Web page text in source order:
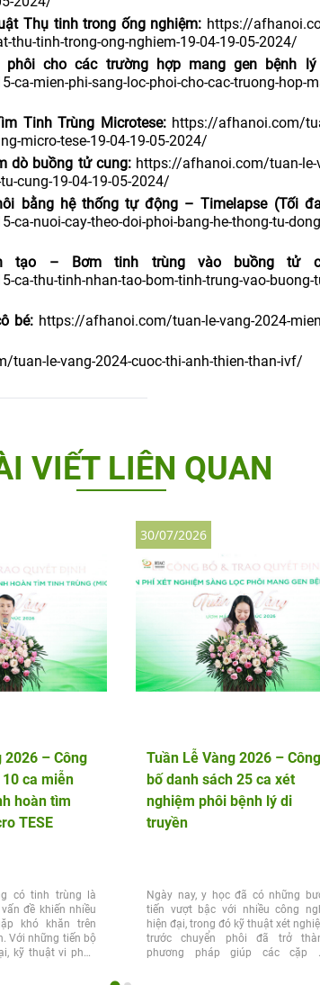
Thụ tinh trong ống nghiệm: https://
thu-tinh-trong-ong-nghiem-19-04-19-05-2024/
cho các trường hợp mang gen bệnh lý
mien-phi-sang-loc-phoi-cho-cac-truong-hop-
Tinh Trùng Microtese: https://afhanoi.com/
micro-tese-19-04-19-05-2024/
dò buồng tử cung: https://afhanoi.com/tuan-le-
cung-19-04-19-05-2024/
bằng hệ thống tự động – Timelapse (Tối
nuoi-cay-theo-doi-phoi-bang-he-thong-tu-
tạo – Bơm tinh trùng vào buồng tử
thu-tinh-nhan-tao-bom-tinh-trung-vao-buong-
bé: https://afhanoi.com/tuan-le-vang-2024-
tuan-le-vang-2024-cuoc-thi-anh-thien-than-ivf/
VIẾT LIÊN QUAN
2026 – Công
10 ca miễn
hoàn tìm
TESE
có tinh trùng là
đề khiến nhiều
khó khăn trên
Với những tiến bộ
kỹ thuật vi phẫu
Tuần Lễ Vàng 2026 – Công
bố danh sách 25 ca xét
nghiệm phôi bệnh lý di
truyền
Ngày nay, y học đã có những
tiến vượt bậc với nhiều công
hiện đại, trong đó kỹ thuật xét
trước chuyển phôi đã trở
phương pháp giúp các cặp
30/07/2026